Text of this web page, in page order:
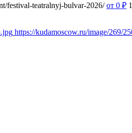
festival-teatralnyj-bulvar-2026/ от 0 ₽
https://kudamoscow.ru/image/269/